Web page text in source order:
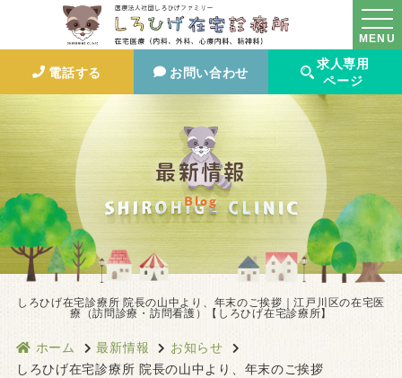
MENU
電話する お問い合わせ
求人専用
ページ
最新情報
Blog
しろひげ在宅診療所 院長の山中より、年末のご挨拶｜江戸川区の在宅医
療（訪問診療・訪問看護）【しろひげ在宅診療所】
ホーム 最新情報
お知らせ
しろひげ在宅診療所 院長の山中より、年末のご挨拶